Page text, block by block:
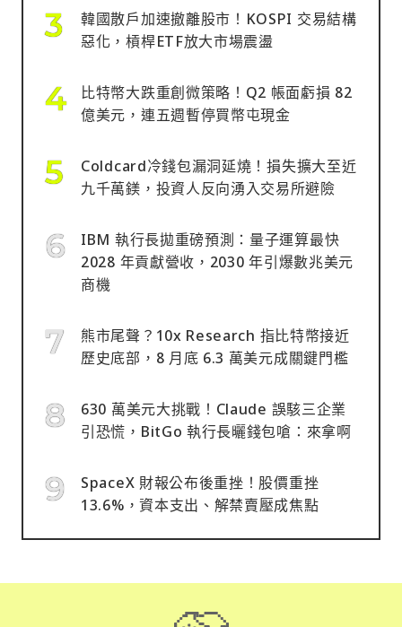
韓國散戶加速撤離股市！KOSPI 交易結構
惡化，槓桿ETF放大市場震盪
比特幣大跌重創微策略！Q2 帳面虧損 82
億美元，連五週暫停買幣屯現金
Coldcard冷錢包漏洞延燒！損失擴大至近
九千萬鎂，投資人反向湧入交易所避險
IBM 執行長拋重磅預測：量子運算最快
2028 年貢獻營收，2030 年引爆數兆美元
商機
熊市尾聲？10x Research 指比特幣接近
歷史底部，8 月底 6.3 萬美元成關鍵門檻
630 萬美元大挑戰！Claude 誤駭三企業
引恐慌，BitGo 執行長曬錢包嗆：來拿啊
SpaceX 財報公布後重挫！股價重挫
13.6%，資本支出、解禁賣壓成焦點